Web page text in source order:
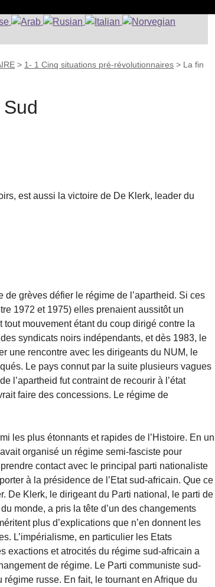
> 1- 1 Cinq situations pré-révolutionnaires > La fin
est aussi la victoire de De Klerk, leader du
grèves défier le régime de l’apartheid. Si ces
1972 et 1975) elles prenaient aussitôt un
mouvement étant du coup dirigé contre la
syndicats noirs indépendants, et dès 1983, le
une rencontre avec les dirigeants du NUM, le
Le pays connut par la suite plusieurs vagues
l’apartheid fut contraint de recourir à l’état
faire des concessions. Le régime de
les plus étonnants et rapides de l’Histoire. En un
organisé un régime semi-fasciste pour
contact avec le principal parti nationaliste
à la présidence de l’Etat sud-africain. Que ce
De Klerk, le dirigeant du Parti national, le parti de
monde, a pris la tête d’un des changements
plus d’explications que n’en donnent les
L’impérialisme, en particulier les Etats
exactions et atrocités du régime sud-africain a
de régime. Le Parti communiste sud-
russe. En fait, le tournant en Afrique du